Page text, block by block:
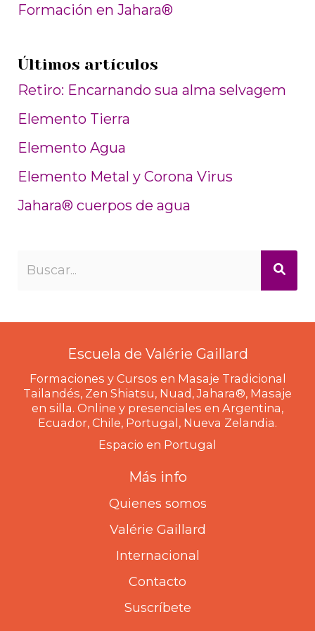
Formación en Jahara®
Últimos artículos
Retiro: Encarnando sua alma selvagem
Elemento Tierra
Elemento Agua
Elemento Metal y Corona Virus
Jahara® cuerpos de agua
Escuela de Valérie Gaillard
Formaciones y Cursos en Masaje Tradicional
Tailandés, Zen Shiatsu, Nuad, Jahara®, Masaje
en silla. Online y presenciales en Argentina,
Ecuador, Chile, Portugal, Nueva Zelandia.
Espacio en Portugal
Más info
Quienes somos
Valérie Gaillard
Internacional
Contacto
Suscríbete